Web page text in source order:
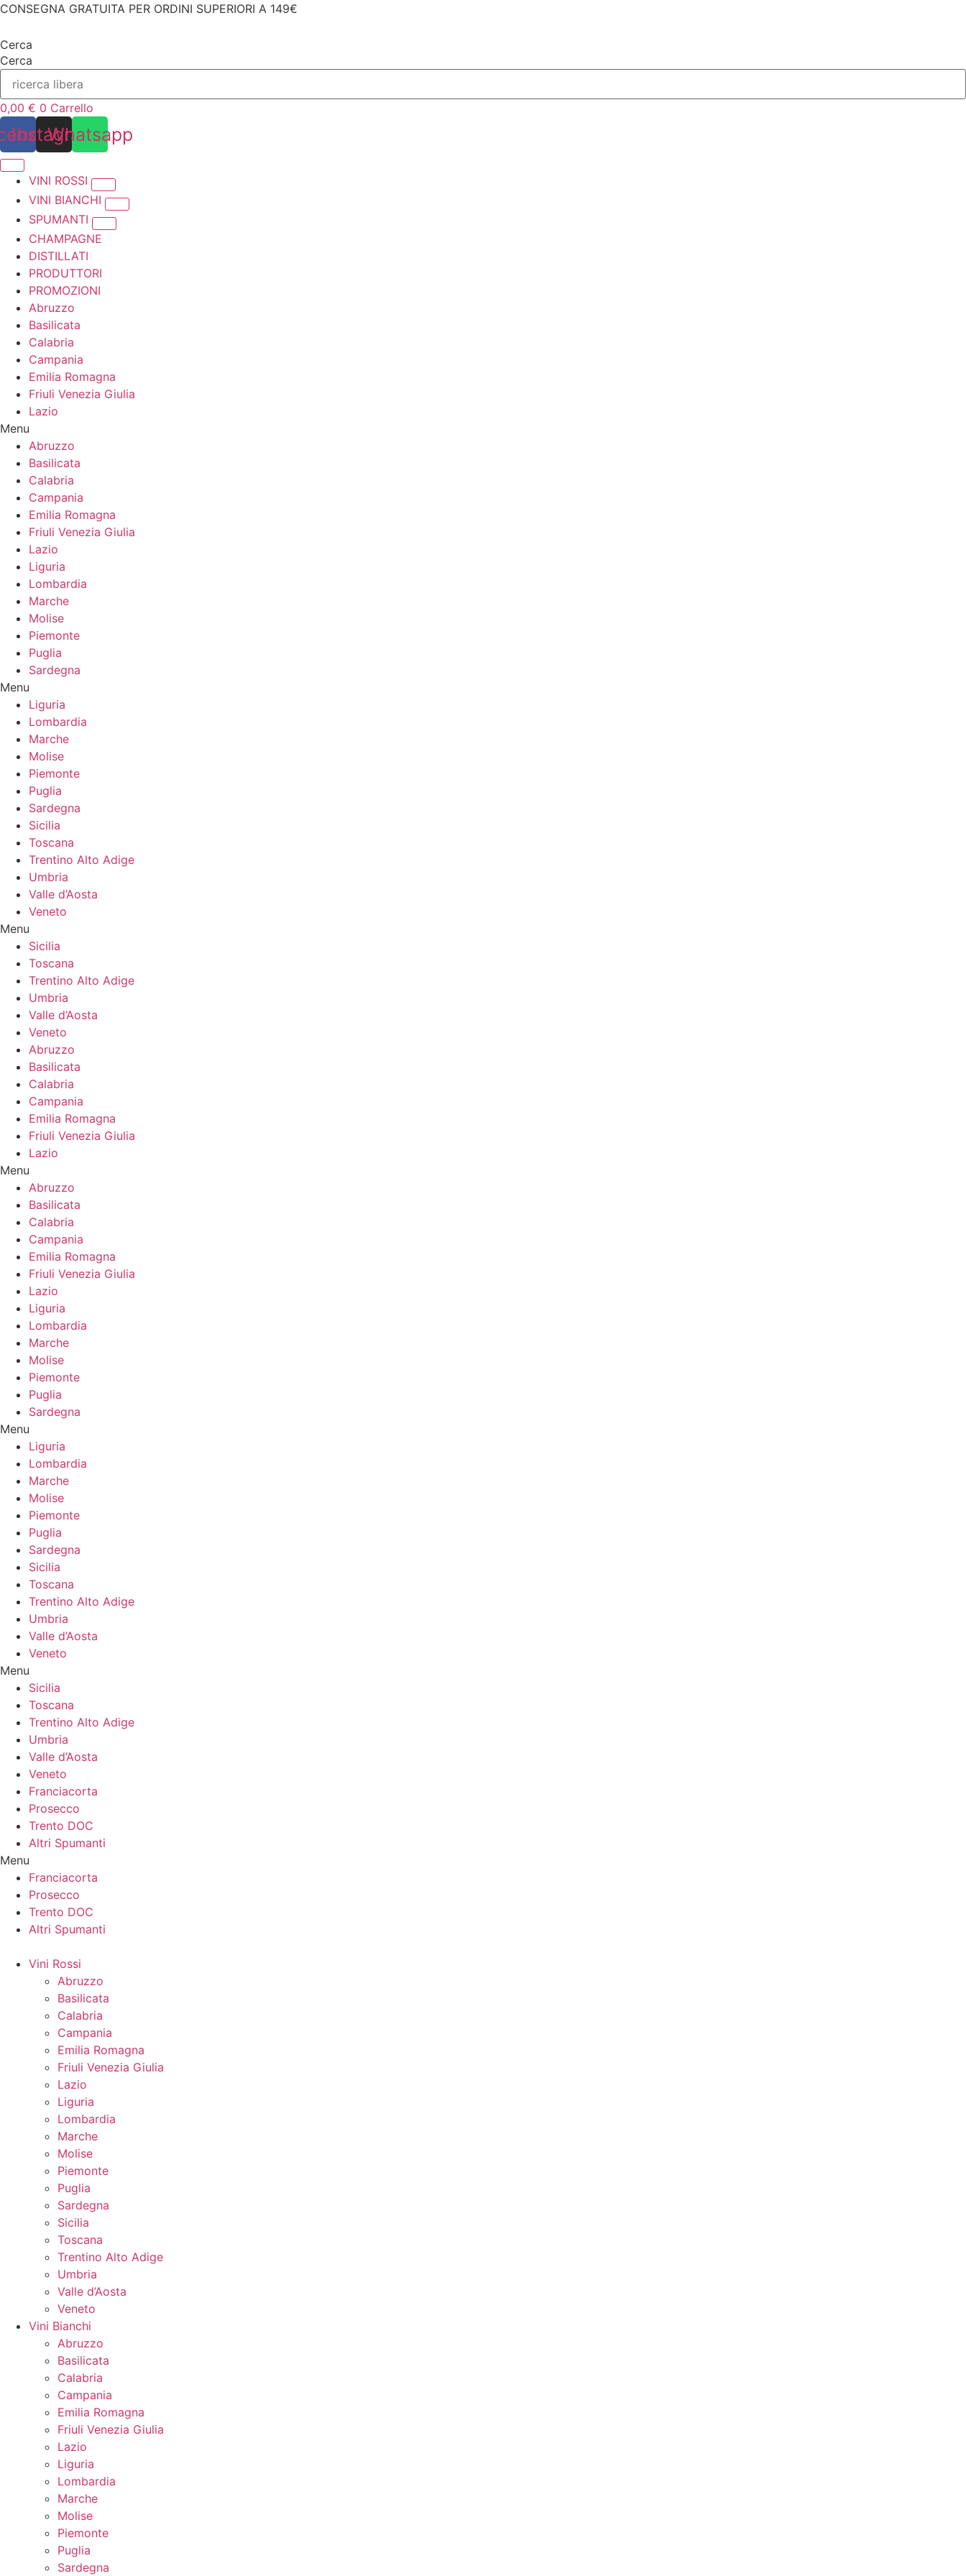
Vai
contenuto
CONSEGNA GRATUITA PER ORDINI SUPERIORI A 149€
Cerca
Cerca
0,00 € 0 Carrello
Instagram
Whatsapp
VINI ROSSI
VINI BIANCHI
SPUMANTI
CHAMPAGNE
DISTILLATI
PRODUTTORI
PROMOZIONI
Abruzzo
Basilicata
Calabria
Campania
Emilia Romagna
Friuli Venezia Giulia
Lazio
Menu
Abruzzo
Basilicata
Calabria
Campania
Emilia Romagna
Friuli Venezia Giulia
Lazio
Liguria
Lombardia
Marche
Molise
Piemonte
Puglia
Sardegna
Menu
Liguria
Lombardia
Marche
Molise
Piemonte
Puglia
Sardegna
Sicilia
Toscana
Trentino Alto Adige
Umbria
Valle d’Aosta
Veneto
Menu
Sicilia
Toscana
Trentino Alto Adige
Umbria
Valle d’Aosta
Veneto
Abruzzo
Basilicata
Calabria
Campania
Emilia Romagna
Friuli Venezia Giulia
Lazio
Menu
Abruzzo
Basilicata
Calabria
Campania
Emilia Romagna
Friuli Venezia Giulia
Lazio
Liguria
Lombardia
Marche
Molise
Piemonte
Puglia
Sardegna
Menu
Liguria
Lombardia
Marche
Molise
Piemonte
Puglia
Sardegna
Sicilia
Toscana
Trentino Alto Adige
Umbria
Valle d’Aosta
Veneto
Menu
Sicilia
Toscana
Trentino Alto Adige
Umbria
Valle d’Aosta
Veneto
Franciacorta
Prosecco
Trento DOC
Altri Spumanti
Menu
Franciacorta
Prosecco
Trento DOC
Altri Spumanti
Vini Rossi
Abruzzo
Basilicata
Calabria
Campania
Emilia Romagna
Friuli Venezia Giulia
Lazio
Liguria
Lombardia
Marche
Molise
Piemonte
Puglia
Sardegna
Sicilia
Toscana
Trentino Alto Adige
Umbria
Valle d’Aosta
Veneto
Vini Bianchi
Abruzzo
Basilicata
Calabria
Campania
Emilia Romagna
Friuli Venezia Giulia
Lazio
Liguria
Lombardia
Marche
Molise
Piemonte
Puglia
Sardegna